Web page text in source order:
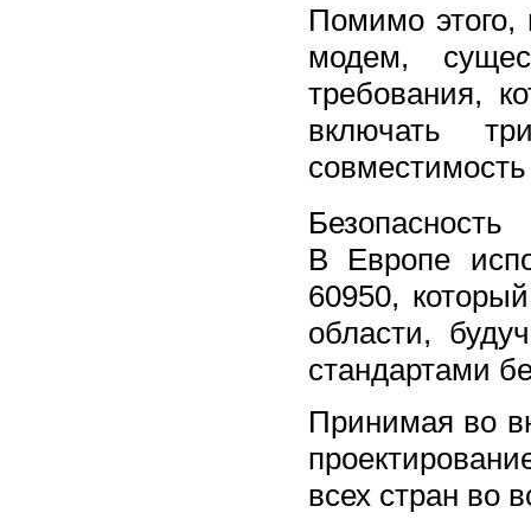
Помимо этого,
модем,
требования,
включать
Безопасность
В Европе
60950,
области,
стандартами
Принимая во
всех стран во